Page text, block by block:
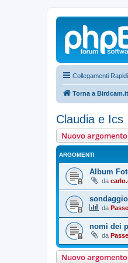
Collegamenti Rapidi
Torna a Birdcam.it
Claudia e Ics
Nuovo argomento
ARGOMENTI
Album
da
da
nomi dei
da
Nuovo argomento